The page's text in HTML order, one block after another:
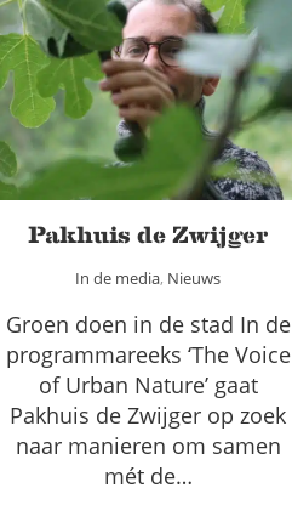
Pakhuis de Zwijger
In de media Nieuws
Pakhuis de Zwijger
In de media, Nieuws
Groen doen in de stad In de
programmareeks ‘The Voice
of Urban Nature’ gaat
Pakhuis de Zwijger op zoek
naar manieren om samen
mét de…